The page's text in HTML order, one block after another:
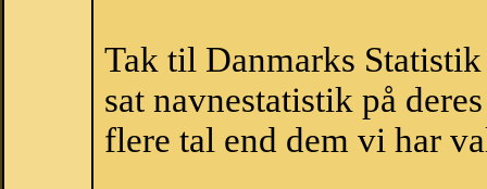
Tak til Danmarks
sat navnestatistik på
flere tal end dem vi har